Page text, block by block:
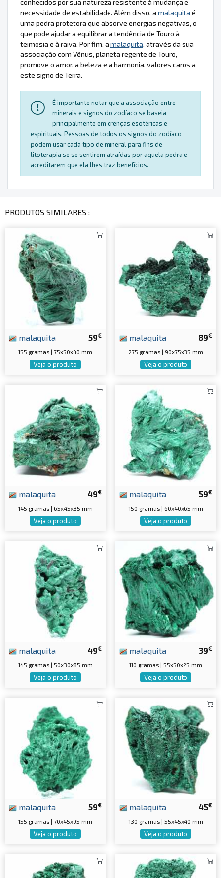
conhecidos por sua natureza resistente à mudança e
necessidade de estabilidade. Além disso, a malaquita é
uma pedra protetora que absorve energias negativas, o
que pode ajudar a equilibrar a tendência de Touro à
teimosia e à raiva. Por fim, a malaquita, através da sua
associação com Vênus, planeta regente de Touro,
promove o amor, a beleza e a harmonia, valores caros a
este signo de Terra.
É importante notar que a associação entre
minerais e signos do zodíaco se baseia
principalmente em crenças esotéricas e
espirituais. Pessoas de todos os signos do zodíaco
podem usar cada tipo de mineral para fins de
litoterapia se se sentirem atraídas por aquela pedra e
acreditarem que ela lhes traz benefícios.
PRODUTOS SIMILARES :
59€
malaquita
155 gramas | 75x50x40 mm
Veja o produto
89€
malaquita
275 gramas | 90x75x35 mm
Veja o produto
49€
malaquita
145 gramas | 65x45x35 mm
Veja o produto
59€
malaquita
150 gramas | 60x40x65 mm
Veja o produto
49€
malaquita
145 gramas | 50x30x85 mm
Veja o produto
39€
malaquita
110 gramas | 55x50x25 mm
Veja o produto
59€
malaquita
155 gramas | 70x45x95 mm
Veja o produto
45€
malaquita
130 gramas | 55x45x40 mm
Veja o produto